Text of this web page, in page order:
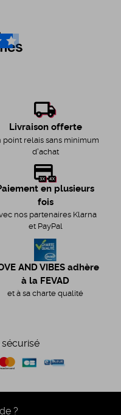
Livraison offerte
point relais sans minimum
d'achat
en plusieurs
fois
nos partenaires Klarna
et PayPal
AND VIBES adhère
à la FEVAD
et à sa charte qualité
sécurisé
?